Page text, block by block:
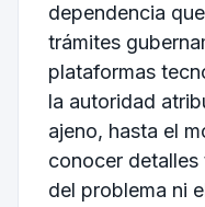
dependencia
trámites
plataformas
la autoridad
ajeno, hasta el
conocer
del problema ni